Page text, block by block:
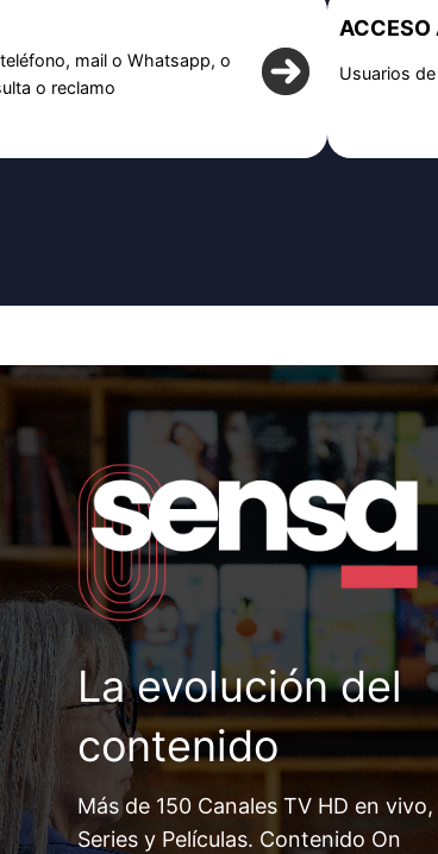
mail o Whatsapp, o
o reclamo
ACCESO
Usuarios
La evolución del
contenido
Más de 150 Canales TV HD en vivo,
Series y Películas. Contenido On